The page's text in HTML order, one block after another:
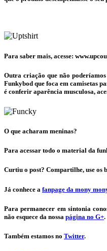
Para saber mais, acesse:
Outra criação que não
Funkybod que foca em camisetas
é conferir aparência musculosa,
O que acharam meninas?
Para acessar todo o material da
Curtiu o post? Compartilhe, use os
Já conhece a fanpage da mony
Para permanecer em sintonia
não esquece da nossa página no G+.
Também estamos no Twitter.